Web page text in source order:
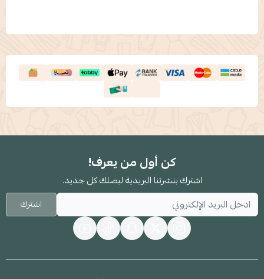
كن أول من يعرف!
اشترك بنشرتنا البريدية ليصلك كل جديد.
اشترك